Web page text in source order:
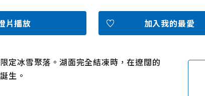
照片集
影片
隱私權政策摘要
Cookie 政策
定冰雪聚落。湖面完全結凍時，在遼闊的
生。
片播放 加入我的最愛